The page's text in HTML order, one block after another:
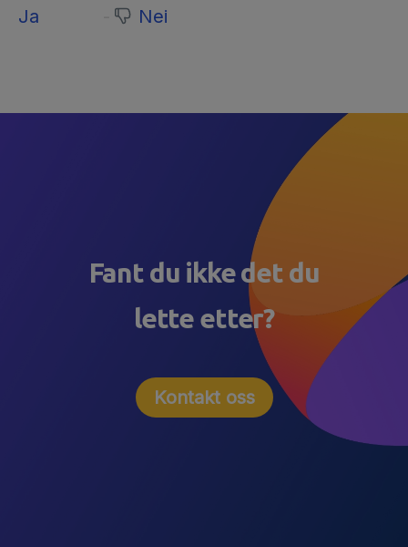
Ja
Nei
Fant du ikke det du
lette etter?
Kontakt oss